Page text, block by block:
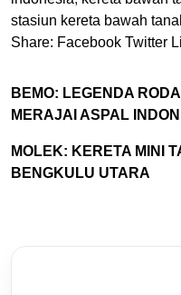
stasiun kereta bawah
Share: Facebook Twitter
BEMO: LEGENDA
MERAJAI ASPAL
MOLEK: KERETA MINI
BENGKULU UTARA